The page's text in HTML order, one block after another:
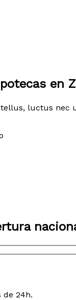
en
luctus nec
de 24h.